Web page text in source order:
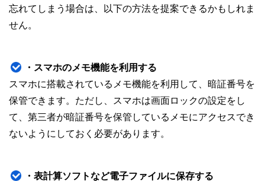
忘れてしまう場合は、以下の方法を提案できるかもしれま
せん。
・スマホのメモ機能を利用する
スマホに搭載されているメモ機能を利用して、暗証番号を
保管できます。ただし、スマホは画面ロックの設定をし
て、第三者が暗証番号を保管しているメモにアクセスでき
ないようにしておく必要があります。
・表計算ソフトなど電子ファイルに保存する